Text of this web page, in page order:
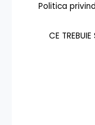
Politica
CE